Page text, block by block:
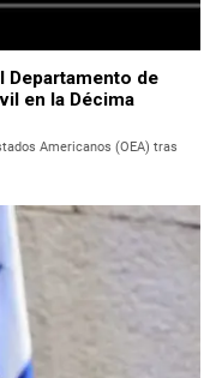
Departamento de
en la Décima
Americanos (OEA) tras